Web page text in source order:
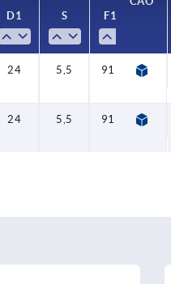
D1 S F1 N
24 5,5 9190
24 5,5 9190